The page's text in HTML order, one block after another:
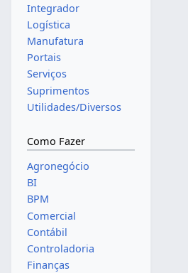
Integrador
Logística
Manufatura
Portais
Serviços
Suprimentos
Utilidades/Diversos
Como Fazer
Agronegócio
BI
BPM
Comercial
Contábil
Controladoria
Finanças